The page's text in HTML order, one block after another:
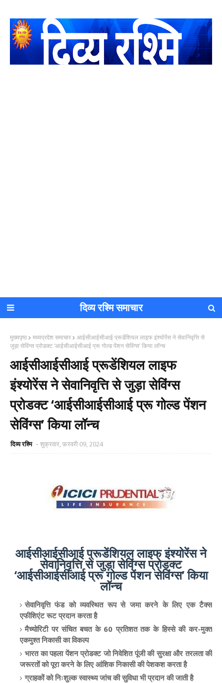
दिव्य रश्मि समाचार
मुख्यपृष्ठ मध्यप्रदेश समाचार
आईसीआईसीआई प्रूडेंशियल लाइफ इंश्योरेंस ने सेवानिवृत्ति से
जुड़ा सेविंग्स प्रोडक्ट ‘आईसीआईसीआई प्रू गोल्ड पेंशन सेविंग्स’ किया लॉन्च
आईसीआईसीआई प्रूडेंशियल लाइफ
इंश्योरेंस ने सेवानिवृत्ति से जुड़ा सेविंग्स
प्रोडक्ट ‘आईसीआईसीआई प्रू गोल्ड पेंशन
सेविंग्स’ किया लॉन्च
दिव्य रश्मि शुक्रवार, फ़रवरी 09, 2024
आईसीआईसीआई प्रूडेंशियल लाइफ इंश्योरेंस ने
सेवानिवृत्ति से जुड़ा सेविंग्स प्रोडक्ट
‘आईसीआईसीआई प्रू गोल्ड पेंशन सेविंग्स’ किया
लॉन्च
सेवानिवृत्ति फंड को व्यवस्थित रूप से जमा करने के लिए एक टैक्स
एफीशिएंट रूट प्रदान करता है
मैच्योरिटी पर संचित बचत के 60 प्रतिशत तक के हिस्से की कर-मुक्त
एकमुश्त निकासी का विकल्प
भारत का पहला पेंशन प्रोडक्ट जो निवेशित पूंजी की सुरक्षा और तरलता की
जरूरतों को पूरा करने के लिए आंशिक निकासी की पेशकश करता है
ग्राहकों को निःशुल्क स्वास्थ्य जांच की सुविधा भी प्रदान की जाती है